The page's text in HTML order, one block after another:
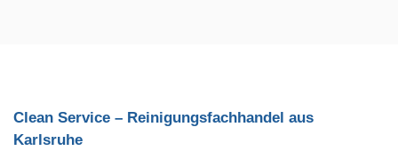
Clean Service – Reinigungsfachhandel aus
Karlsruhe